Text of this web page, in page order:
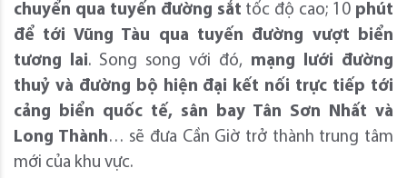
chuyển qua tuyến đường sắt tốc độ cao; 10 phút
để tới Vũng Tàu qua tuyến đường vượt biển
tương lai. Song song với đó, mạng lưới đường
thuỷ và đường bộ hiện đại kết nối trực tiếp tới
cảng biển quốc tế, sân bay Tân Sơn Nhất và
Long Thành… sẽ đưa Cần Giờ trở thành trung tâm
mới của khu vực.